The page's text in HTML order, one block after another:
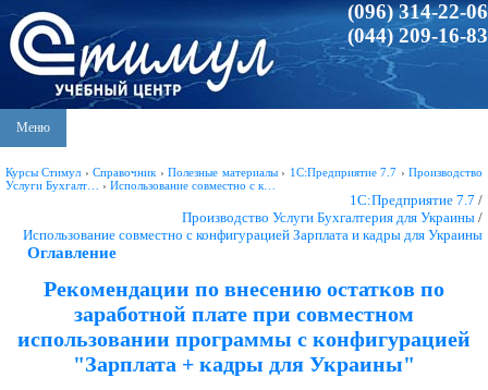
(096) 314-22-06
(044) 209-16-83
Меню
Курсы Стимул ›Справочник ›Полезные материалы› 1С:Предприятие 7.7 ›Производство
Услуги Бухгалт…
› Использование совместно с к…
1С:Предприятие 7.7 /
Производство Услуги Бухгалтерия для Украины /
Использование совместно с конфигурацией Зарплата и кадры для Украины
Оглавление
Рекомендации по внесению остатков по
заработной плате при совместном
использовании программы с конфигурацией
"Зарплата + кадры для Украины"